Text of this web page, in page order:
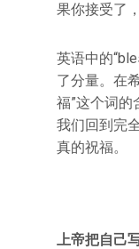
果你接受了
英语中的
了分量。在
福”这个词的
我们回到完
真的祝福。
上帝把自己